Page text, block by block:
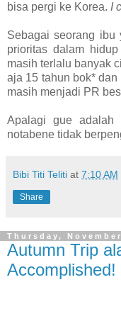
bisa pergi ke Korea. I
Sebagai seorang ibu
prioritas dalam
masih terlalu banyak
aja 15 tahun bok*
masih menjadi PR
Apalagi gue adalah
notabene tidak
Bibi Titi Teliti at 7:10 AM
Share
Thursday,
Autumn Trip
Accomplished!